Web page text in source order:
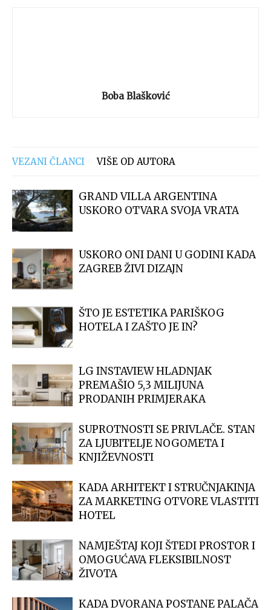
Boba Blašković
VEZANI ČLANCI VIŠE OD AUTORA
GRAND VILLA ARGENTINA
USKORO OTVARA SVOJA VRATA
USKORO ONI DANI U GODINI KADA
ZAGREB ŽIVI DIZAJN
ŠTO JE ESTETIKA PARIŠKOG
HOTELA I ZAŠTO JE IN?
LG INSTAVIEW HLADNJAK
PREMAŠIO 5,3 MILIJUNA
PRODANIH PRIMJERAKA
SUPROTNOSTI SE PRIVLAČE. STAN
ZA LJUBITELJE NOGOMETA I
KNJIŽEVNOSTI
KADA ARHITEKT I STRUČNJAKINJA
ZA MARKETING OTVORE VLASTITI
HOTEL
NAMJEŠTAJ KOJI ŠTEDI PROSTOR I
OMOGUĆAVA FLEKSIBILNOST
ŽIVOTA
KADA DVORANA POSTANE PALAČA